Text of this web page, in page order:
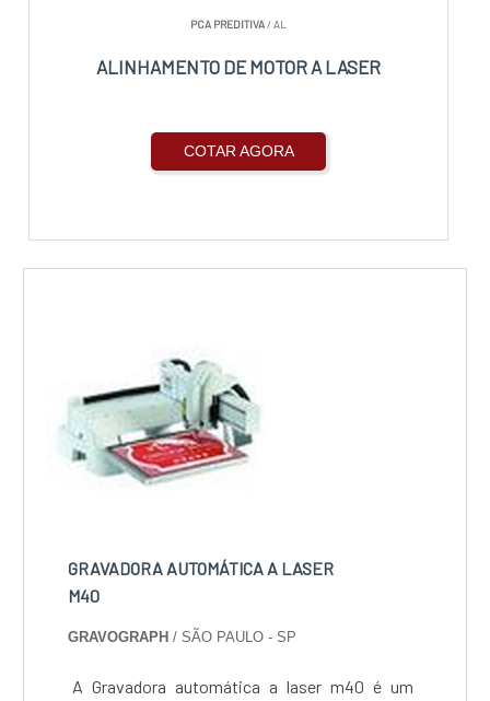
PCA PREDITIVA/ AL
ALINHAMENTO DE MOTOR A LASER
COTAR AGORA
GRAVADORA AUTOMÁTICA A LASER
M40
GRAVOGRAPH/ SÃO PAULO - SP
A Gravadora automática a laser m40 é um